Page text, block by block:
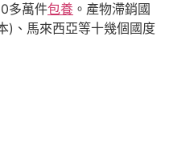
多萬件包養 。產物滯銷國
)、馬來西亞等十幾個國度